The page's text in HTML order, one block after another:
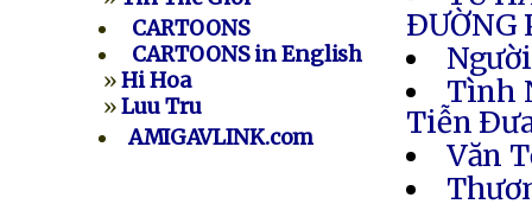
CARTOONS
CARTOONS in English
»Hi Hoa
»Luu Tru
AMIGAVLINK.com
ÐƯỜNG
Tình
Tiễn
Văn